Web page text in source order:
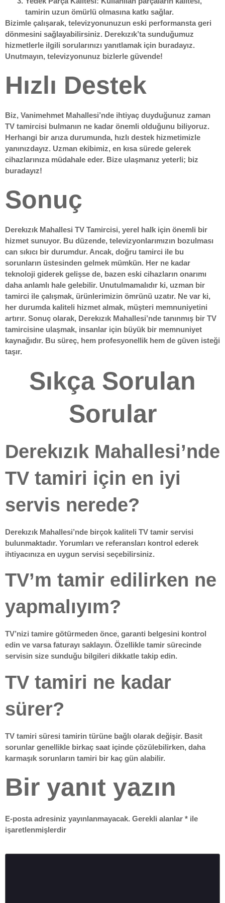
tamirin uzun ömürlü olmasına katkı sağlar.
Bizimle çalışarak, televizyonunuzun eski performansta geri
dönmesini sağlayabilirsiniz. Derekızık’ta sunduğumuz
hizmetlerle ilgili sorularınızı yanıtlamak için buradayız.
Unutmayın, televizyonunuz bizlerle güvende!
Hızlı Destek
Biz, Vanimehmet Mahallesi’nde ihtiyaç duyduğunuz zaman
TV tamircisi bulmanın ne kadar önemli olduğunu biliyoruz.
Herhangi bir arıza durumunda, hızlı destek hizmetimizle
yanınızdayız. Uzman ekibimiz, en kısa sürede gelerek
cihazlarınıza müdahale eder. Bize ulaşmanız yeterli; biz
buradayız!
Sonuç
Derekızık Mahallesi TV Tamircisi, yerel halk için önemli bir
hizmet sunuyor. Bu düzende, televizyonlarımızın bozulması
can sıkıcı bir durumdur. Ancak, doğru tamirci ile bu
sorunların üstesinden gelmek mümkün. Her ne kadar
teknoloji giderek gelişse de, bazen eski cihazların onarımı
daha anlamlı hale gelebilir. Unutulmamalıdır ki, uzman bir
tamirci ile çalışmak, ürünlerimizin ömrünü uzatır. Ne var ki,
her durumda kaliteli hizmet almak, müşteri memnuniyetini
artırır. Sonuç olarak, Derekızık Mahallesi’nde tanınmış bir TV
tamircisine ulaşmak, insanlar için büyük bir memnuniyet
kaynağıdır. Bu süreç, hem profesyonellik hem de güven isteği
taşır.
Sıkça Sorulan
Sorular
Derekızık Mahallesi’nde
TV tamiri için en iyi
servis nerede?
Derekızık Mahallesi’nde birçok kaliteli TV tamir servisi
bulunmaktadır. Yorumları ve referansları kontrol ederek
ihtiyacınıza en uygun servisi seçebilirsiniz.
TV’m tamir edilirken ne
yapmalıyım?
TV’nizi tamire götürmeden önce, garanti belgesini kontrol
edin ve varsa faturayı saklayın. Özellikle tamir sürecinde
servisin size sunduğu bilgileri dikkatle takip edin.
TV tamiri ne kadar
sürer?
TV tamiri süresi tamirin türüne bağlı olarak değişir. Basit
sorunlar genellikle birkaç saat içinde çözülebilirken, daha
karmaşık sorunların tamiri bir kaç gün alabilir.
Bir yanıt yazın
E-posta adresiniz yayınlanmayacak. Gerekli alanlar * ile
işaretlenmişlerdir